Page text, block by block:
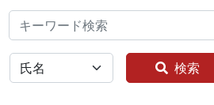
検索
全体 検索